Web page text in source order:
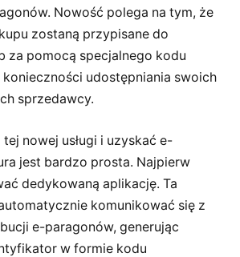
Nowość polega na tym, że
zostaną przypisane do
za pomocą specjalnego kodu
udostępniania swoich
sprzedawcy.
nowej usługi i uzyskać e-
jest bardzo prosta. Najpierw
dedykowaną aplikację. Ta
komunikować się z
e-paragonów, generując
w formie kodu